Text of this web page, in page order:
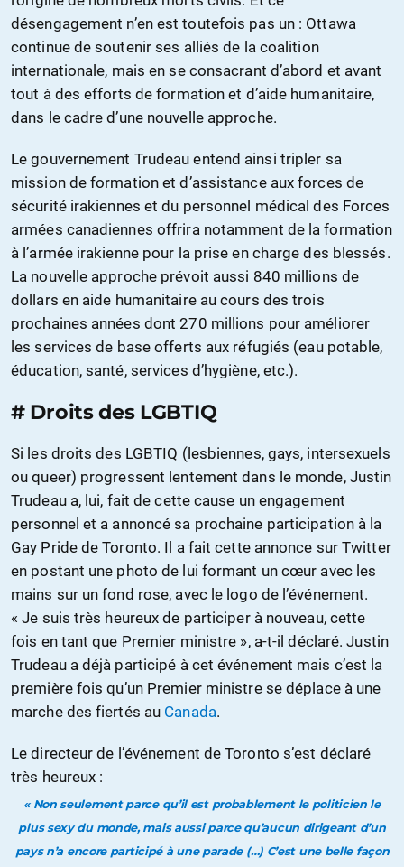
désengagement n’en est toutefois pas un : Ottawa
continue de soutenir ses alliés de la coalition
internationale, mais en se consacrant d’abord et avant
tout à des efforts de formation et d’aide humanitaire,
dans le cadre d’une nouvelle approche.
Le gouvernement Trudeau entend ainsi tripler sa
mission de formation et d’assistance aux forces de
sécurité irakiennes et du personnel médical des Forces
armées canadiennes offrira notamment de la formation
à l’armée irakienne pour la prise en charge des blessés.
La nouvelle approche prévoit aussi 840 millions de
dollars en aide humanitaire au cours des trois
prochaines années dont 270 millions pour améliorer
les services de base offerts aux réfugiés (eau potable,
éducation, santé, services d’hygiène, etc.).
# Droits des LGBTIQ
Si les droits des LGBTIQ (lesbiennes, gays, intersexuels
ou queer) progressent lentement dans le monde, Justin
Trudeau a, lui, fait de cette cause un engagement
personnel et a annoncé sa prochaine participation à la
Gay Pride de Toronto. Il a fait cette annonce sur Twitter
en postant une photo de lui formant un cœur avec les
mains sur un fond rose, avec le logo de l’événement.
« Je suis très heureux de participer à nouveau, cette
fois en tant que Premier ministre », a-t-il déclaré. Justin
Trudeau a déjà participé à cet événement mais c’est la
première fois qu’un Premier ministre se déplace à une
marche des fiertés au Canada.
Le directeur de l’événement de Toronto s’est déclaré
très heureux :
« Non seulement parce qu’il est probablement le politicien le
plus sexy du monde, mais aussi parce qu’aucun dirigeant d’un
pays n’a encore participé à une parade (…) C’est une belle façon